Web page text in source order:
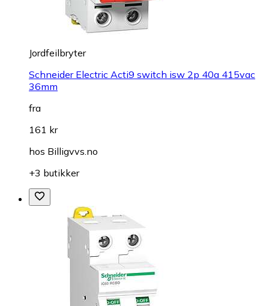
Jordfeilbryter
Schneider Electric Acti9 switch isw 2p 40a 415vac
36mm
fra
161 kr
hos Billigvvs.no
+3 butikker